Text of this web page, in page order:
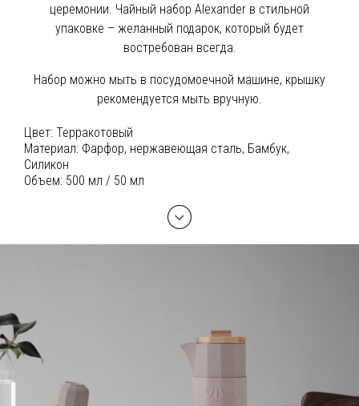
церемонии. Чайный набор Alexander в стильной
упаковке – желанный подарок, который будет
востребован всегда.
Набор можно мыть в посудомоечной машине, крышку
рекомендуется мыть вручную.
Цвет: Терракотовый
Материал: Фарфор, нержавеющая сталь, Бамбук,
Силикон
Объем: 500 мл / 50 мл